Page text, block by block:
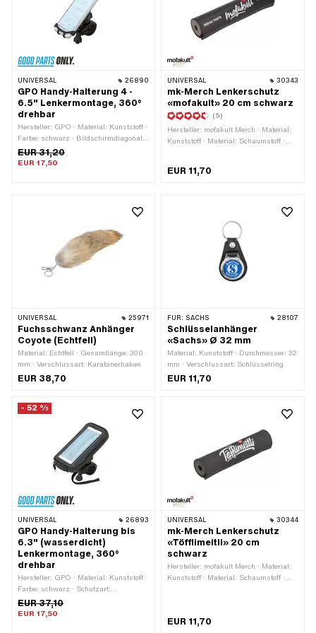
UNIVERSAL 26890
GPO Handy-Halterung 4 -
6.5" Lenkermontage, 360°
drehbar
Hersteller: GPO · Material: Kunststoff ·
Farbe: schwarz · Bildschirmdiagonale:
4 - 6.5 " · Breite: 70 mm · Höhe: 40
mm · Gesamtlänge: 90 mm · Breite
EUR 31,20
EUR 17,50
UNIVERSAL 30343
mk-Merch Lenkerschutz
«mofakult» 20 cm schwarz
(5)
Hersteller: mofakult Merch · Material:
Kunststoff · Material: Schaumstoff ·
· Ø innen: 13 mm · Ø aussen: 40 mm
EUR 11,70
UNIVERSAL 25971
Fuchsschwanz Anhänger
Coyote (Echtfell)
Material: Echtfell · Gesamtlänge: 300
mm · Verschlussart: Karabinerhaken
EUR 38,70
FÜR: SACHS 28107
Schlüsselanhänger
«Sachs» Ø 32 mm
Material: Kunststoff · Durchmesser: 32
mm · Verschlussart: Schlüsselring
EUR 11,70
- 52 %
UNIVERSAL 26893
GPO Handy-Halterung bis
6.3" (wasserdicht)
Lenkermontage, 360°
drehbar
Hersteller: GPO · Material: Kunststoff ·
Farbe: schwarz · Schutzart:
wasserdicht · Bildschirmdiagonale: 1 -
6.3 " · Ø Lenker: 18 - 28 mm · Breite
EUR 37,10
EUR 17,50
UNIVERSAL 30344
mk-Merch Lenkerschutz
«Töfflimeitli» 20 cm
schwarz
Hersteller: mofakult Merch · Material:
Kunststoff · Material: Schaumstoff ·
EUR 11,70